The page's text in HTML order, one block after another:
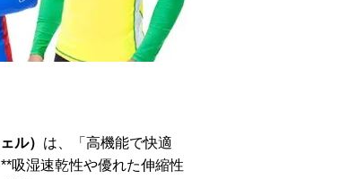
ル） は、「高機能で快適
吸湿速乾性や優れた伸縮性